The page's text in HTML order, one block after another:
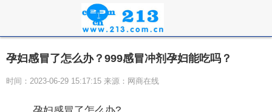
孕妇感冒了怎么办？999感冒冲剂孕妇能吃吗？
时间：2023-06-29 15:17:15 来源：网商在线